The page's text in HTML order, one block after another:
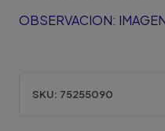
OBSERVACION:
SKU: 75255090